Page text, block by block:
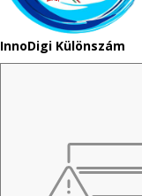
InnoDigi Különszám